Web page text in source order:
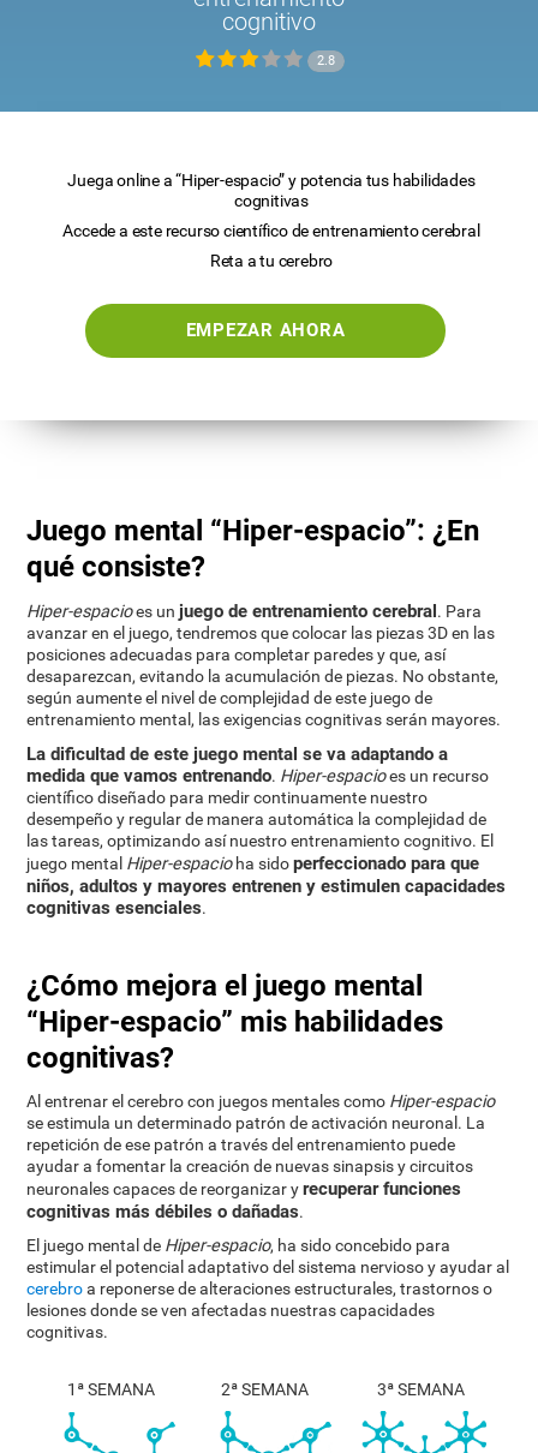
cognitivo
2.8
Juega online a “Hiper-espacio” y potencia tus habilidades
cognitivas
Accede a este recurso científico de entrenamiento cerebral
Reta a tu cerebro
EMPEZAR AHORA
Juego mental “Hiper-espacio”: ¿En
qué consiste?
Hiper-espacioes unjuego de entrenamiento cerebral. Para
avanzar en el juego, tendremos que colocar las piezas 3D en las
posiciones adecuadas para completar paredes y que, así
desaparezcan, evitando la acumulación de piezas. No obstante,
según aumente el nivel de complejidad de este juego de
entrenamiento mental, las exigencias cognitivas serán mayores.
La dificultad de este juego mental se va adaptando a
medida que vamos entrenando. Hiper-espacioes un recurso
científico diseñado para medir continuamente nuestro
desempeño y regular de manera automática la complejidad de
las tareas, optimizando así nuestro entrenamiento cognitivo. El
juego mental Hiper-espacioha sidoperfeccionado para que
niños, adultos y mayores entrenen y estimulen capacidades
cognitivas esenciales.
¿Cómo mejora el juego mental
“Hiper-espacio” mis habilidades
cognitivas?
Al entrenar el cerebro con juegos mentales como Hiper-espacio
se estimula un determinado patrón de activación neuronal. La
repetición de ese patrón a través del entrenamiento puede
ayudar a fomentar la creación de nuevas sinapsis y circuitos
neuronales capaces de reorganizar yrecuperar funciones
cognitivas más débiles o dañadas.
El juego mental de Hiper-espacio, ha sido concebido para
estimular el potencial adaptativo del sistema nervioso y ayudar al
cerebroa reponerse de alteraciones estructurales, trastornos o
lesiones donde se ven afectadas nuestras capacidades
cognitivas.
1ª SEMANA 2ª SEMANA 3ª SEMANA